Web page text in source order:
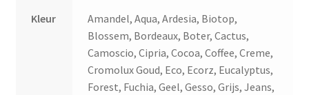
Kleur
Amandel, Aqua, Ardesia, Biotop,
Blossem, Bordeaux, Boter, Cactus,
Camoscio, Cipria, Cocoa, Coffee, Creme,
Cromolux Goud, Eco, Ecorz, Eucalyptus,
Forest, Fuchia, Geel, Gesso, Grijs, Jeans,